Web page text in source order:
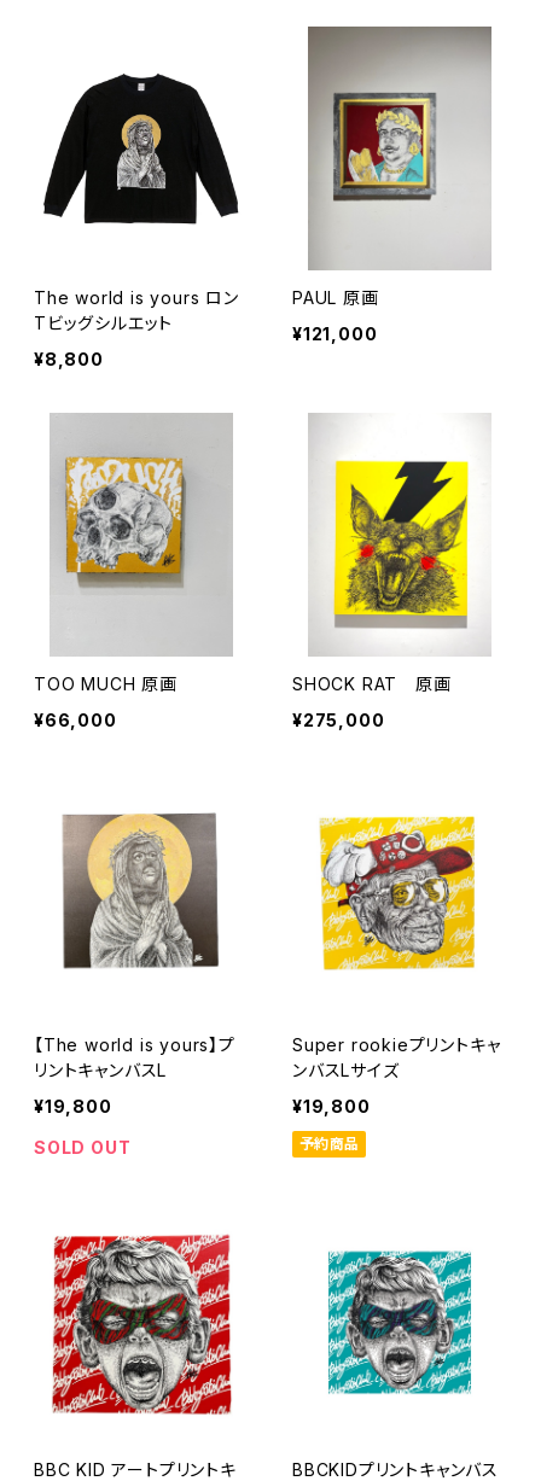
The world is yours ロン
Tビッグシルエット
¥8,800
PAUL 原画
¥121,000
TOO MUCH 原画
¥66,000
SHOCK RAT 原画
¥275,000
【The world is yours】プ
リントキャンバスL
¥19,800
SOLD OUT
Super rookieプリントキャ
ンバスLサイズ
¥19,800
予約商品
BBC KID アートプリントキ
BBCKIDプリントキャンバス